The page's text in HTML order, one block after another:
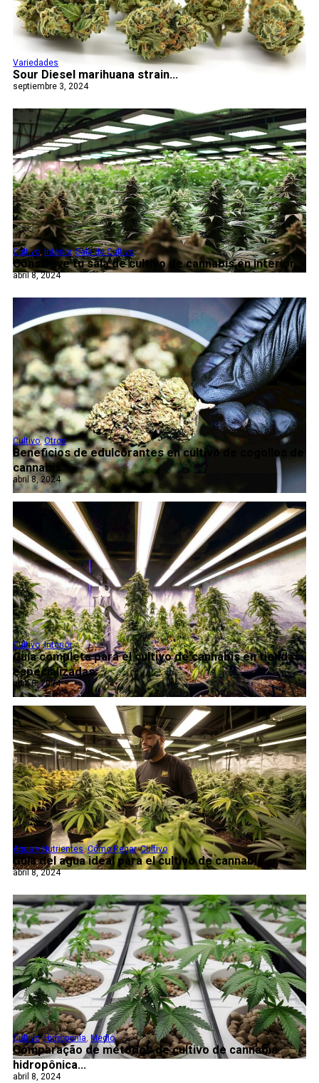
Sour Diesel marihuana strain...
Variedades
septiembre 3, 2024
Construye tu sala de cultivo de cannabis en interior...
Cultivo, Interior,Sala de Cultivo
abril 8, 2024
Beneficios de edulcorantes en cultivo de cogollos de
cannabis...
Cultivo,Otros
abril 8, 2024
Guía completa para el cultivo de cannabis en tiendas
especializadas...
Cultivo,Interior
abril 8, 2024
Guía del agua ideal para el cultivo de cannabis...
Agua y Nutrientes,Cómo Regar,Cultivo
abril 8, 2024
Comparação de métodos de cultivo de cannabis
hidropônica...
Cultivo,Hidroponía, Medio
abril 8, 2024